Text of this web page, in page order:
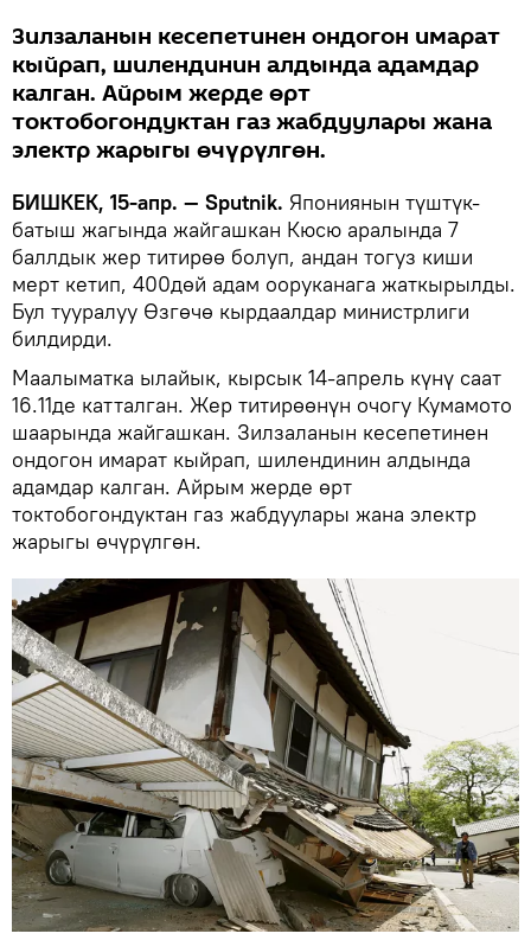
Зилзаланын кесепетинен ондогон имарат
кыйрап, шилендинин алдында адамдар
калган. Айрым жерде өрт
токтобогондуктан газ жабдуулары жана
электр жарыгы өчүрүлгөн.
БИШКЕК, 15-апр. — Sputnik. Япониянын түштүк-
батыш жагында жайгашкан Кюсю аралында 7
баллдык жер титирөө болуп, андан тогуз киши
мерт кетип, 400дөй адам ооруканага жаткырылды.
Бул тууралуу Өзгөчө кырдаалдар министрлиги
билдирди.
Маалыматка ылайык, кырсык 14-апрель күнү саат
16.11де катталган. Жер титирөөнүн очогу Кумамото
шаарында жайгашкан. Зилзаланын кесепетинен
ондогон имарат кыйрап, шилендинин алдында
адамдар калган. Айрым жерде өрт
токтобогондуктан газ жабдуулары жана электр
жарыгы өчүрүлгөн.